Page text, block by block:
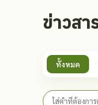
ข่าวสา
ทั้งหมด